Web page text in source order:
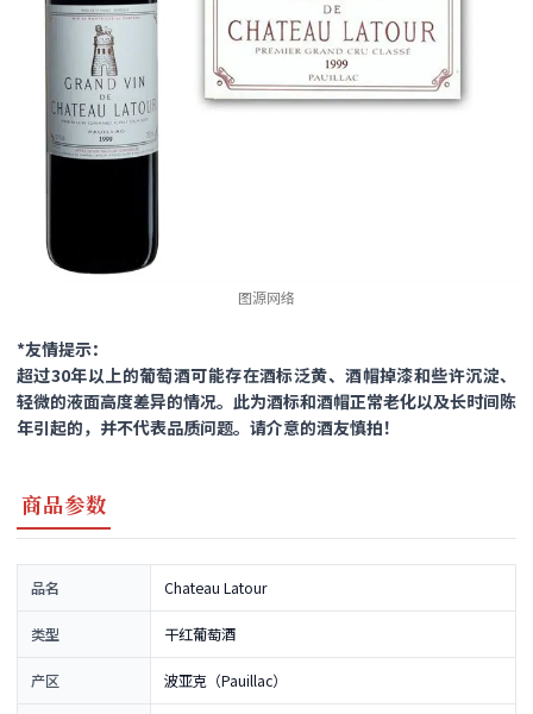
图源网络
*友情提示：
超过30年以上的葡萄酒可能存在酒标泛黄、酒帽掉漆和些许沉淀、
轻微的液面高度差异的情况。此为酒标和酒帽正常老化以及长时间陈
年引起的，并不代表品质问题。请介意的酒友慎拍！
商品参数
品名 Chateau Latour
类型 干红葡萄酒
产区 波亚克（Pauillac）